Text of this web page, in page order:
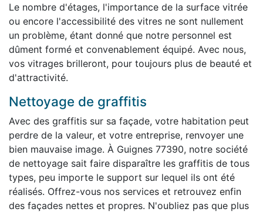
Le nombre d'étages, l'importance de la surface vitrée
ou encore l'accessibilité des vitres ne sont nullement
un problème, étant donné que notre personnel est
dûment formé et convenablement équipé. Avec nous,
vos vitrages brilleront, pour toujours plus de beauté et
d'attractivité.
Nettoyage de graffitis
Avec des graffitis sur sa façade, votre habitation peut
perdre de la valeur, et votre entreprise, renvoyer une
bien mauvaise image. À Guignes 77390, notre société
de nettoyage sait faire disparaître les graffitis de tous
types, peu importe le support sur lequel ils ont été
réalisés. Offrez-vous nos services et retrouvez enfin
des façades nettes et propres. N'oubliez pas que plus